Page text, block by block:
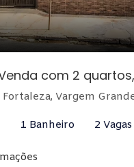
com 2 quartos,
Vargem
1 Banheiro 2 Vagas